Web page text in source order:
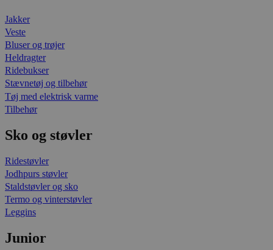
Jakker
Veste
Bluser og trøjer
Heldragter
Ridebukser
Stævnetøj og tilbehør
Tøj med elektrisk varme
Tilbehør
Sko og støvler
Ridestøvler
Jodhpurs støvler
Staldstøvler og sko
Termo og vinterstøvler
Leggins
Junior